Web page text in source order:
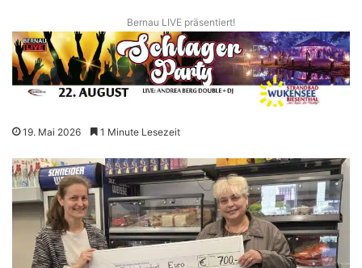
Bernau LIVE präsentiert!
19. Mai 2026 1 Minute Lesezeit